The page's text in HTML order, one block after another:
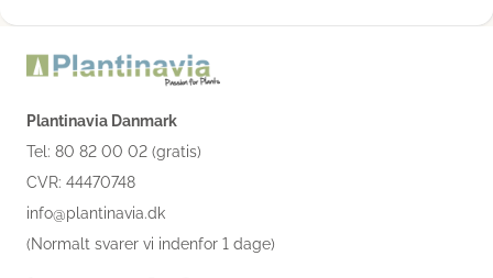
Plantinavia Danmark
Tel: 80 82 00 02 (gratis)
CVR: 44470748
info@plantinavia.dk
(Normalt svarer vi indenfor 1 dage)